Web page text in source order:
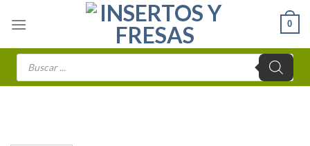
0
Búsqueda